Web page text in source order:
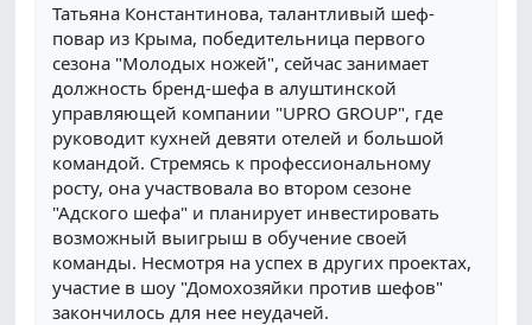
Татьяна Константинова, талантливый шеф-
повар из Крыма, победительница первого
сезона "Молодых ножей", сейчас занимает
должность бренд-шефа в алуштинской
управляющей компании "UPRO GROUP", где
руководит кухней девяти отелей и большой
командой. Стремясь к профессиональному
росту, она участвовала во втором сезоне
"Адского шефа" и планирует инвестировать
возможный выигрыш в обучение своей
команды. Несмотря на успех в других проектах,
участие в шоу "Домохозяйки против шефов"
закончилось для нее неудачей.